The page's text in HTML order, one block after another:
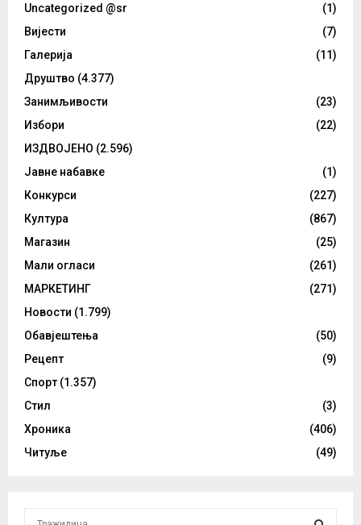
Uncategorized @sr
(1)
Вијести
(7)
Галерија
(11)
Друштво (4.377)
Занимљивости
(23)
Избори
(22)
ИЗДВОЈЕНО (2.596)
Јавне набавке
(1)
Конкурси
(227)
Култура
(867)
Магазин
(25)
Мали огласи
(261)
МАРКЕТИНГ
(271)
Новости (1.799)
Обавјештења
(50)
Рецепт
(9)
Спорт (1.357)
Стил
(3)
Хроника
(406)
Читуље
(49)